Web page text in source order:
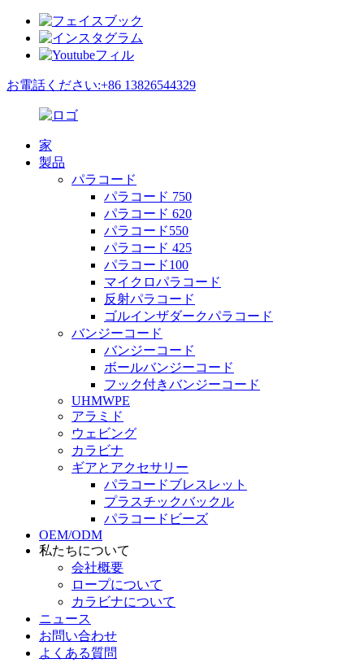
お電話ください:+86 13826544329
家
製品
パラコード
パラコード 750
パラコード 620
パラコード550
パラコード 425
パラコード100
マイクロパラコード
反射パラコード
ゴルインザダークパラコード
バンジーコード
バンジーコード
ボールバンジーコード
フック付きバンジーコード
UHMWPE
アラミド
ウェビング
カラビナ
ギアとアクセサリー
パラコードブレスレット
プラスチックバックル
パラコードビーズ
OEM/ODM
私たちについて
会社概要
ロープについて
カラビナについて
ニュース
お問い合わせ
よくある質問